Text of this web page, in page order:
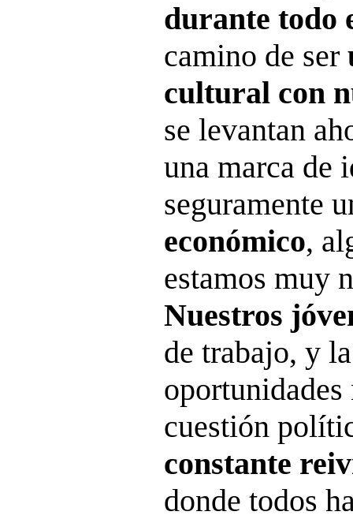
durante todo
camino de ser
cultural con
se levantan
una marca de
seguramente
económico,
estamos muy
Nuestros
de trabajo, y
oportunidades
cuestión
constante
donde todos